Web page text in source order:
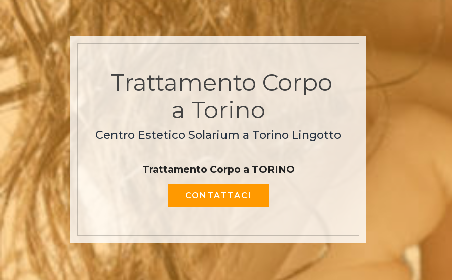
Trattamento Corpo
a Torino
Centro Estetico Solarium a Torino Lingotto
Trattamento Corpo a TORINO
CONTATTACI